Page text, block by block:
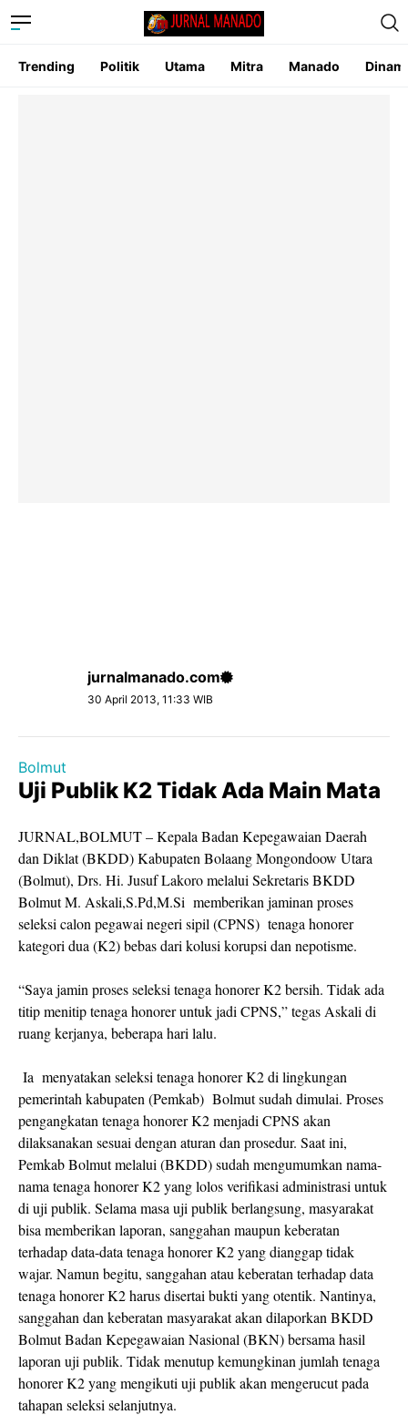
Trending Politik Utama Mitra Manado
jurnalmanado.com
30 April 2013, 11:33 WIB
Bolmut
Uji Publik K2 Tidak Ada Main Mata
JURNAL,BOLMUT – Kepala Badan Kepegawaian Daerah
dan Diklat (BKDD) Kabupaten Bolaang Mongondoow Utara
(Bolmut), Drs. Hi. Jusuf Lakoro melalui Sekretaris BKDD
Bolmut M. Askali,S.Pd,M.Si memberikan jaminan proses
seleksi calon pegawai negeri sipil (CPNS) tenaga honorer
kategori dua (K2) bebas dari kolusi korupsi dan nepotisme.
“Saya jamin proses seleksi tenaga honorer K2 bersih. Tidak ada
titip menitip tenaga honorer untuk jadi CPNS,” tegas Askali di
ruang kerjanya, beberapa hari lalu.
Ia menyatakan seleksi tenaga honorer K2 di lingkungan
pemerintah kabupaten (Pemkab) Bolmut sudah dimulai. Proses
pengangkatan tenaga honorer K2 menjadi CPNS akan
dilaksanakan sesuai dengan aturan dan prosedur. Saat ini,
Pemkab Bolmut melalui (BKDD) sudah mengumumkan nama-
nama tenaga honorer K2 yang lolos verifikasi administrasi untuk
di uji publik. Selama masa uji publik berlangsung, masyarakat
bisa memberikan laporan, sanggahan maupun keberatan
terhadap data-data tenaga honorer K2 yang dianggap tidak
wajar. Namun begitu, sanggahan atau keberatan terhadap data
tenaga honorer K2 harus disertai bukti yang otentik. Nantinya,
sanggahan dan keberatan masyarakat akan dilaporkan BKDD
Bolmut Badan Kepegawaian Nasional (BKN) bersama hasil
laporan uji publik. Tidak menutup kemungkinan jumlah tenaga
honorer K2 yang mengikuti uji publik akan mengerucut pada
tahapan seleksi selanjutnya.